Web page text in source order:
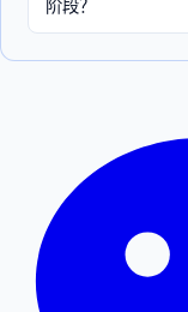
阶段？